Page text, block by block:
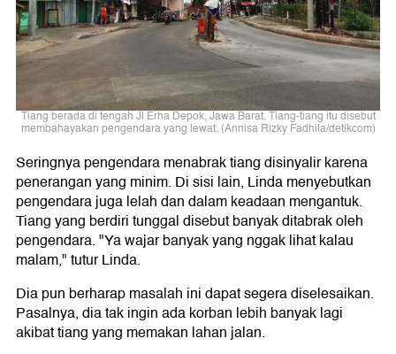
Tiang berada di tengah Jl Erha Depok, Jawa Barat. Tiang-tiang itu disebut
membahayakan pengendara yang lewat. (Annisa Rizky Fadhila/detikcom)
Seringnya pengendara menabrak tiang disinyalir karena
penerangan yang minim. Di sisi lain, Linda menyebutkan
pengendara juga lelah dan dalam keadaan mengantuk.
Tiang yang berdiri tunggal disebut banyak ditabrak oleh
pengendara. "Ya wajar banyak yang nggak lihat kalau
malam," tutur Linda.
Dia pun berharap masalah ini dapat segera diselesaikan.
Pasalnya, dia tak ingin ada korban lebih banyak lagi
akibat tiang yang memakan lahan jalan.